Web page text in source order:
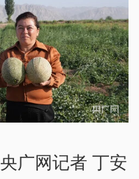
广网记者 丁安